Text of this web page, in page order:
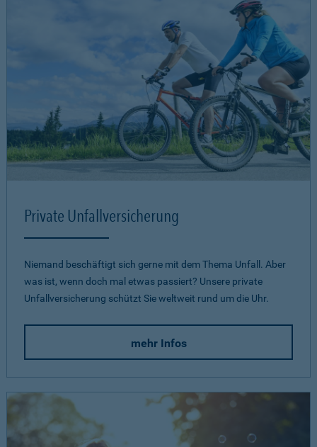
Private Unfallversicherung
Niemand beschäftigt sich gerne mit dem Thema Unfall. Aber
was ist, wenn doch mal etwas passiert? Unsere private
Unfallversicherung schützt Sie weltweit rund um die Uhr.
mehr Infos